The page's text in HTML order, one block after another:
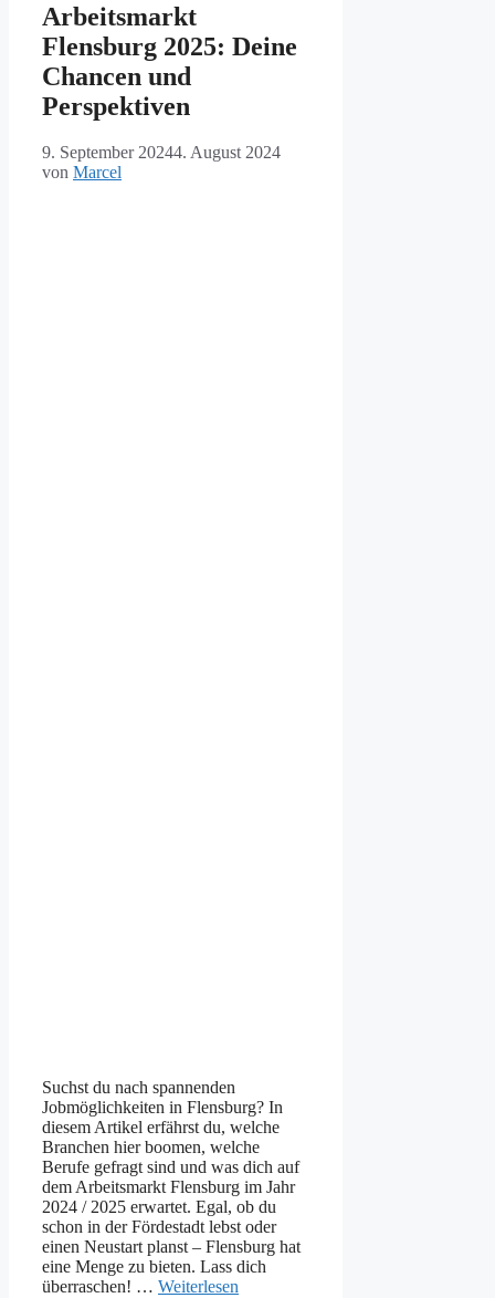
Arbeitsmarkt
Flensburg 2025: Deine
Chancen und
Perspektiven
9. September 20244. August 2024
von Marcel
Suchst du nach spannenden
Jobmöglichkeiten in Flensburg? In
diesem Artikel erfährst du, welche
Branchen hier boomen, welche
Berufe gefragt sind und was dich auf
dem Arbeitsmarkt Flensburg im Jahr
2024 / 2025 erwartet. Egal, ob du
schon in der Fördestadt lebst oder
einen Neustart planst – Flensburg hat
eine Menge zu bieten. Lass dich
überraschen! … Weiterlesen